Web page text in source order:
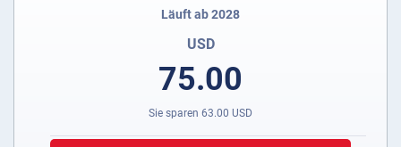
Läuft ab 2028
USD
75.00
Sie sparen 63.00 USD